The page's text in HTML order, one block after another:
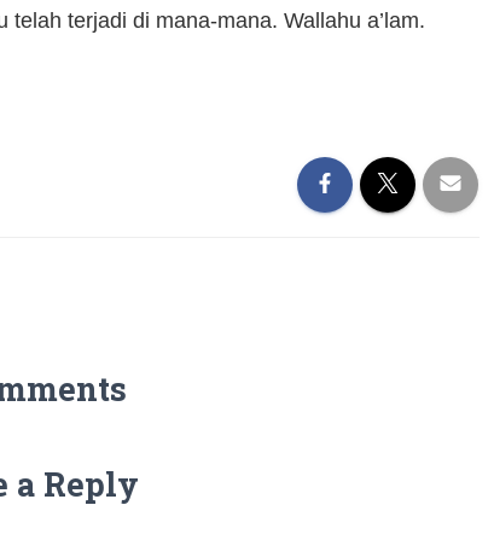
terjadi di mana-mana. Wallahu a’lam.
a Reply